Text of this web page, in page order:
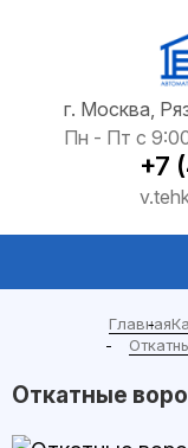
г. Москва,
Пн - Пт с
+7
Главная
Откатные